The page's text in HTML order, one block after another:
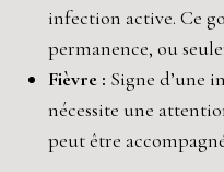
infection active. Ce
permanence, ou
Fièvre : Signe d’une
nécessite une
peut être